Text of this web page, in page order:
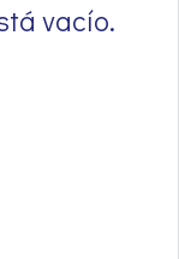
vacío.